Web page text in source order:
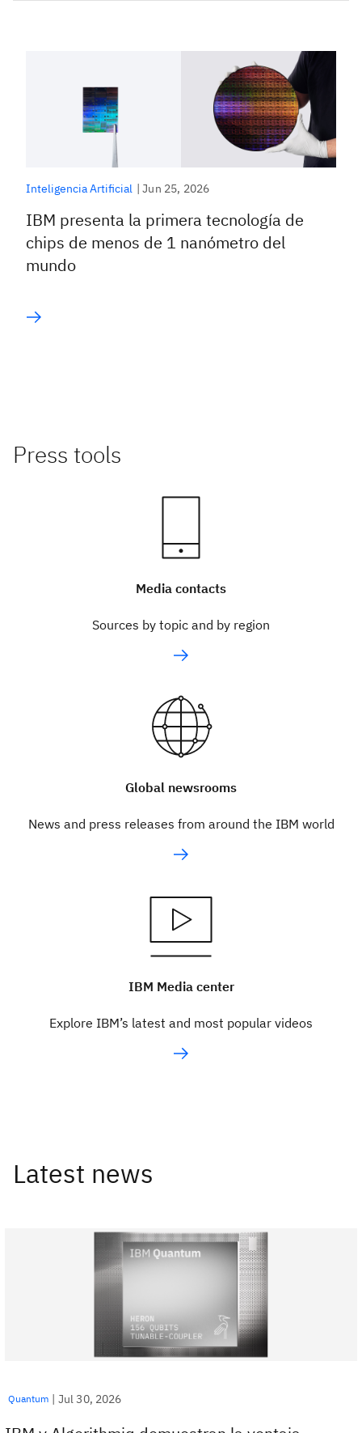
Inteligencia Artificial |Jun 25, 2026
IBM presenta la primera tecnología de
chips de menos de 1 nanómetro del
mundo
Press tools
Media contacts
Sources by topic and by region
Global newsrooms
News and press releases from around the IBM world
IBM Media center
Explore IBM’s latest and most popular videos
Latest news
Quantum | Jul 30, 2026